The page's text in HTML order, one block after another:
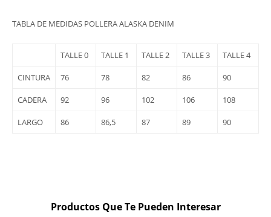
TABLA DE MEDIDAS POLLERA ALASKA DENIM
TALLE 0 TALLE 1 TALLE 2 TALLE 3 TALLE 4
CINTURA 76 78 82 86 90
CADERA 92 96 102 106 108
LARGO 86 86,5 87 89 90
Productos Que Te Pueden Interesar